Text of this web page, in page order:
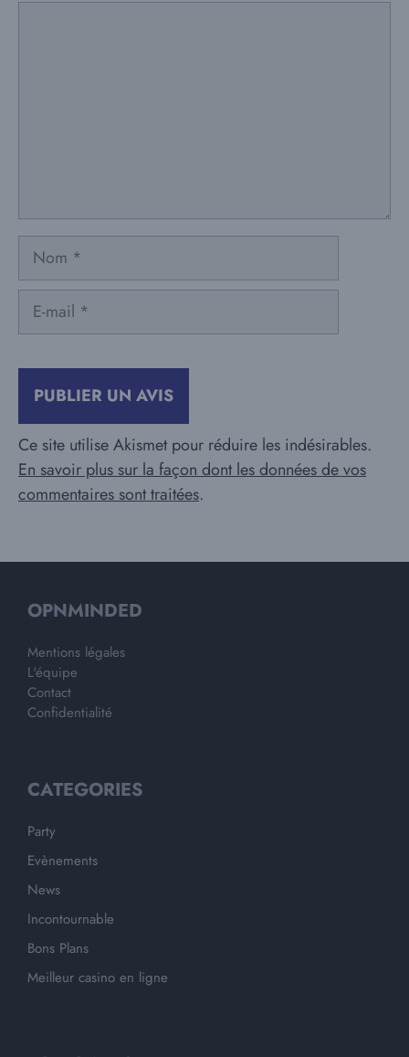
Nom
mail
Ce site utilise Akismet pour réduire les indésirables.
En savoir plus sur la façon dont les données de vos
commentaires sont traitées.
OPNMINDED
Mentions légales
L'équipe
Contact
Confidentialité
CATEGORIES
Party
Evènements
News
Incontournable
Bons Plans
Meilleur casino en ligne